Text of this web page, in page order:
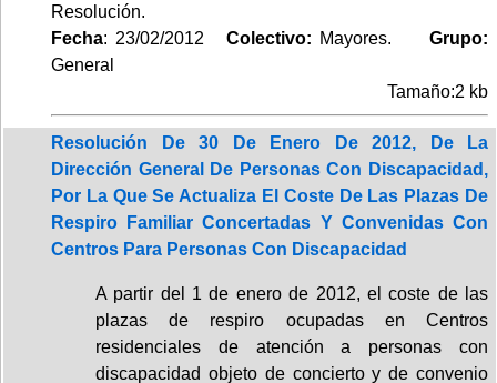
Resolución.
Fecha: 23/02/2012 Colectivo: Mayores.
Grupo:
General
Tamaño:2 kb
Resolución De 30 De Enero De 2012, De La
Dirección General De Personas Con Discapacidad,
Por La Que Se Actualiza El Coste De Las Plazas De
Respiro Familiar Concertadas Y Convenidas Con
Centros Para Personas Con Discapacidad
A partir del 1 de enero de 2012, el coste de las
plazas de respiro ocupadas en Centros
residenciales de atención a personas con
discapacidad objeto de concierto y de convenio